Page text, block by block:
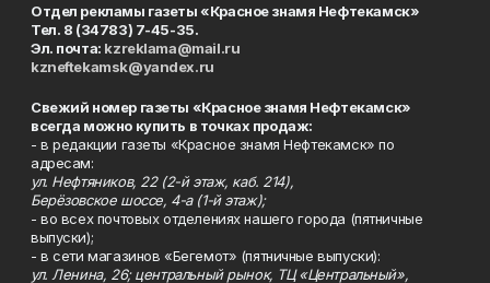
Отдел рекламы газеты «Красное знамя Нефтекамск»
Тел. 8 (34783) 7-45-35.
Эл. почта: kzreklama@mail.ru
kzneftekamsk@yandex.ru
Свежий номер газеты «Красное знамя Нефтекамск»
всегда можно купить в точках продаж:
- в редакции газеты «Красное знамя Нефтекамск» по
адресам:
ул. Нефтяников, 22 (2-й этаж, каб. 214),
Берёзовское шоссе, 4-а (1-й этаж);
- во всех почтовых отделениях нашего города (пятничные
выпуски);
- в сети магазинов «Бегемот» (пятничные выпуски):
ул. Ленина, 26; центральный рынок, ТЦ «Центральный»,